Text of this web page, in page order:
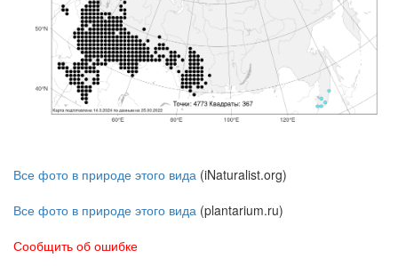
Все фото в природе этого вида (iNaturalist.org)
Все фото в природе этого вида (plantarium.ru)
Сообщить об ошибке